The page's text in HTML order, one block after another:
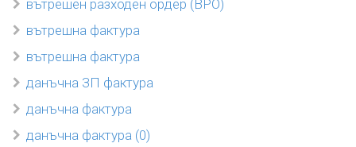
вътрешен разходен ордер (ВРО)
вътрешна фактура
вътрешна фактура
данъчна ЗП фактура
данъчна фактура
данъчна фактура (0)